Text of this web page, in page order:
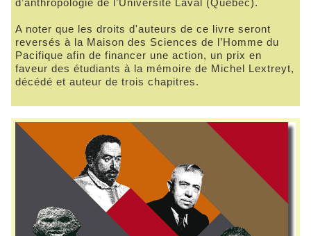
A noter que les droits d'auteurs de ce livre seront
reversés à la Maison des Sciences de l’Homme du
Pacifique afin de financer une action, un prix en
faveur des étudiants à la mémoire de Michel Lextreyt,
décédé et auteur de trois chapitres.